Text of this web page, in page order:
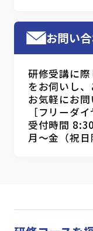
お問い
研修受講に
をお伺いし、
お気軽にお問
［フリーダ
受付時間
月～金（祝日